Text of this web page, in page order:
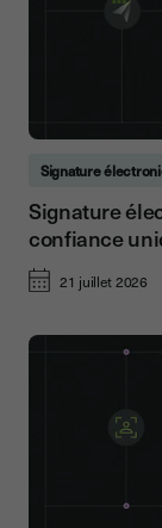
Signature
Signature
confiance
21 juillet 2026